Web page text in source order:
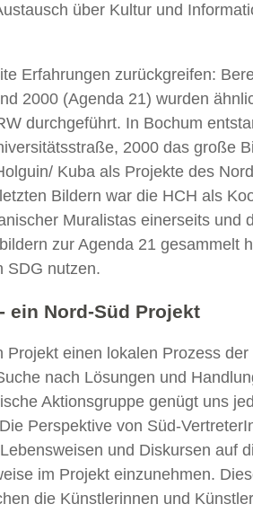
über Kultur und
Erfahrungen zurückgreifen:
2000 (Agenda 21) wurden
durchgeführt. In Bochum
2000 das große
Kuba als Projekte des
Bildern war die HCH als
Muralistas einerseits und
zur Agenda 21 gesammelt
SDG nutzen.
ein Nord-Süd Projekt
einen lokalen Prozess
nach Lösungen und
Aktionsgruppe genügt uns
Perspektive von Süd-
und Diskursen auf
im Projekt einzunehmen.
die Künstlerinnen und